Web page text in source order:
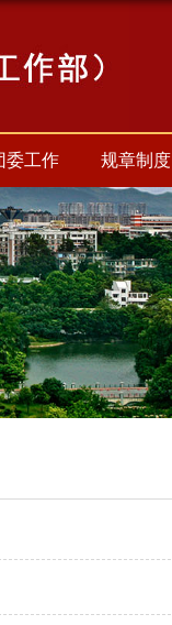
委工作 规章制度